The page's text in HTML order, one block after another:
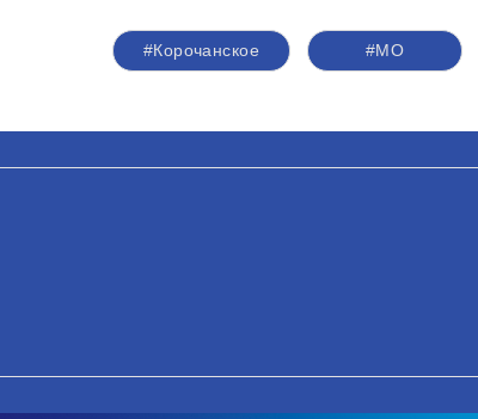
#Корочанское #МО